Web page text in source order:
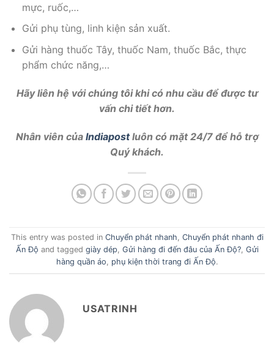
mực, ruốc,…
Gửi phụ tùng, linh kiện sản xuất.
Gửi hàng thuốc Tây, thuốc Nam, thuốc Bắc, thực
phẩm chức năng,…
Hãy liên hệ với chúng tôi khi có nhu cầu để được tư
vấn chi tiết hơn.
Nhân viên của Indiapostluôn có mặt 24/7 để hỗ trợ
Quý khách.
This entry was posted in Chuyển phát nhanh Chuyển phát nhanh đi
Ấn Độ and tagged giày dép Gửi hàng đi đến đâu của Ấn Độ?, Gửi
hàng quần áo
phụ kiện thời trang đi Ấn Độ.
USATRINH